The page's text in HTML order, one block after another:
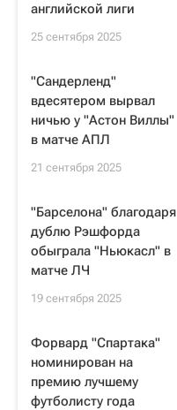
английской лиги
25 сентября 2025
"Сандерленд"
вдесятером вырвал
ничью у "Астон Виллы"
в матче АПЛ
21 сентября 2025
"Барселона" благодаря
дублю Рэшфорда
обыграла "Ньюкасл" в
матче ЛЧ
19 сентября 2025
Форвард "Спартака"
номинирован на
премию лучшему
футболисту года